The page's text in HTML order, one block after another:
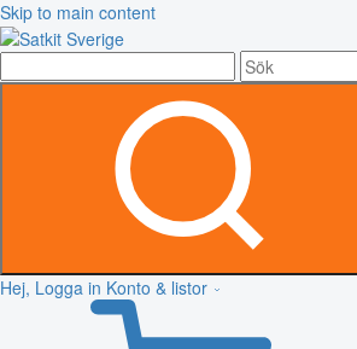
Skip to main content
Hej, Logga in Konto & listor